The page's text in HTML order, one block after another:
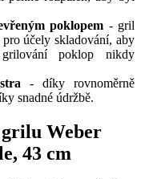
poklopem - gril
účely skladování, aby
poklop nikdy
- díky rovnoměrně
snadné údržbě.
Weber
43 cm